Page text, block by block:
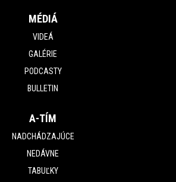
MÉDIÁ
VIDEÁ
GALÉRIE
PODCASTY
BULLETIN
A-TÍM
NADCHÁDZAJÚCE
NEDÁVNE
TABUĽKY